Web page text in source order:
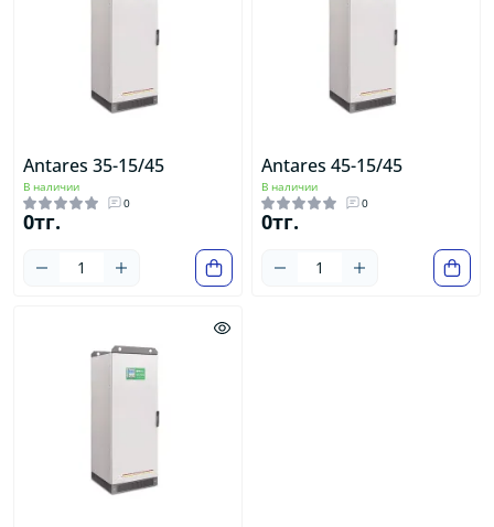
Antares 35-15/45
В наличии
0
0тг.
Antares 45-15/45
В наличии
0
0тг.